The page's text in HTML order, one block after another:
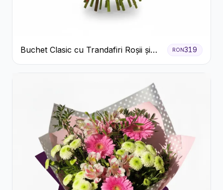
Buchet Clasic cu Trandafiri Roșii și
Gypsophila
RON319